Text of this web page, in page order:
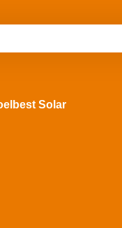
Solar